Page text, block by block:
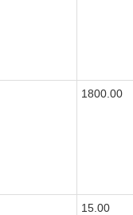
1800.00
15.00